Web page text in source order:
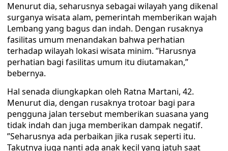
Menurut dia, seharusnya sebagai wilayah yang dikenal
surganya wisata alam, pemerintah memberikan wajah
Lembang yang bagus dan indah. Dengan rusaknya
fasilitas umum menandakan bahwa perhatian
terhadap wilayah lokasi wisata minim. ”Harusnya
perhatian bagi fasilitas umum itu diutamakan,”
bebernya.
Hal senada diungkapkan oleh Ratna Martani, 42.
Menurut dia, dengan rusaknya trotoar bagi para
pengguna jalan tersebut memberikan suasana yang
tidak indah dan juga memberikan dampak negatif.
”Seharusnya ada perbaikan jika rusak seperti itu.
Takutnya juga nanti ada anak kecil yang jatuh saat